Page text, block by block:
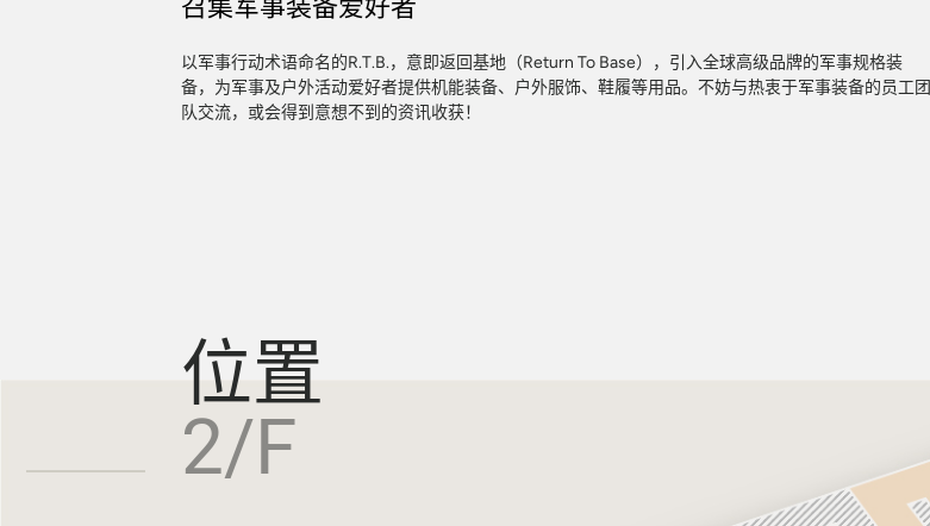
召集军事装备爱好者
以军事行动术语命名的R.T.B.，意即返回基地（Return To Base），引入全球高级品牌的军事规格装
备，为军事及户外活动爱好者提供机能装备、户外服饰、鞋履等用品。不妨与热衷于军事装备的员工团
队交流，或会得到意想不到的资讯收获！
位置
2/F